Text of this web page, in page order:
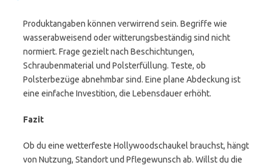
Produktangaben können verwirrend sein. Begriffe wie
wasserabweisend oder witterungsbeständig sind nicht
normiert. Frage gezielt nach Beschichtungen,
Schraubenmaterial und Polsterfüllung. Teste, ob
Polsterbezüge abnehmbar sind. Eine plane Abdeckung ist
eine einfache Investition, die Lebensdauer erhöht.
Fazit
Ob du eine wetterfeste Hollywoodschaukel brauchst, hängt
von Nutzung, Standort und Pflegewunsch ab. Willst du die